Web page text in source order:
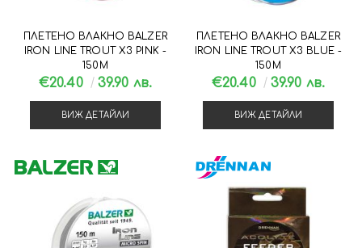
ПЛЕТЕНО ВЛАКНО BALZER
IRON LINE TROUT X3 PINK -
150М
€20.40 39.90 лв.
ВИЖ ДЕТАЙЛИ
ПЛЕТЕНО ВЛАКНО BALZER
IRON LINE TROUT X3 BLUE -
150М
€20.40 39.90 лв.
ВИЖ ДЕТАЙЛИ